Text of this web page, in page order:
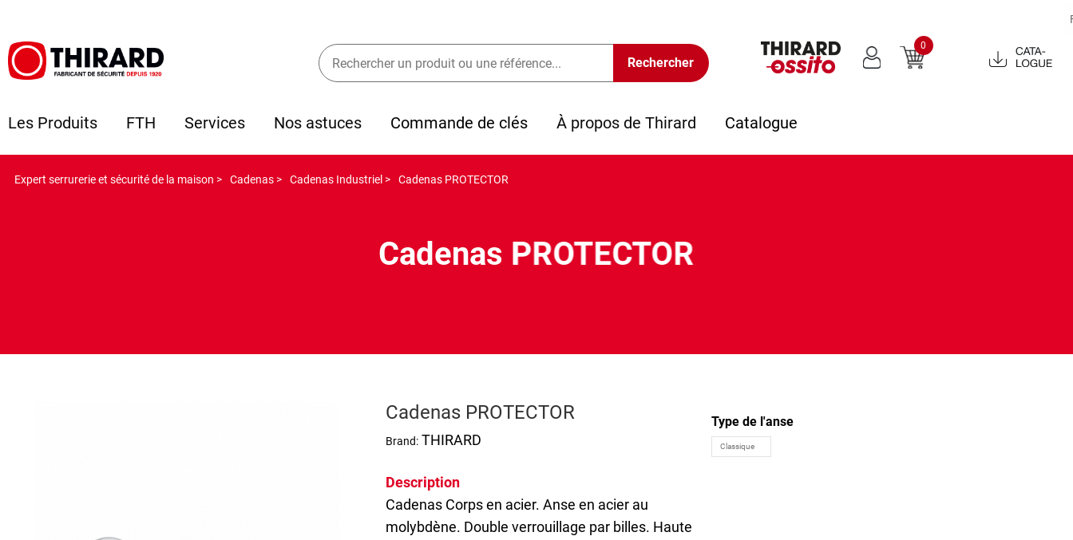
0
Catalogue
2022
Les Produits FTH Services Nos astuces Commande de clés À propos de Thirard Catalogue
Expert serrurerie et sécurité de la maison > Cadenas > Cadenas Industriel > Cadenas PROTECTOR
Cadenas PROTECTOR
Cadenas PROTECTOR
Brand: THIRARD
Description
CadenasCorps en acier. Anse en acier au
molybdène. Double verrouillage par billes. Haute
Type de l'anse